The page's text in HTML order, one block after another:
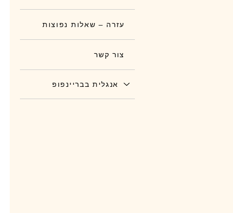
עזרה – שאלות נפוצות
צור קשר
אנגלית בבריינפופ